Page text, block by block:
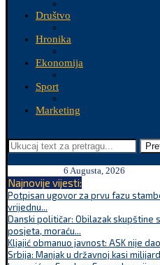
Društvo
Hronika
Ekonomija
Sport
Marketing
6 Augusta, 2026
Najnovije vijesti:
Potpisan ugovor za prvu fazu
vrijednu...
Danski političar: Obilazak skupštine
posjeta, moraću...
Kljajić obmanuo javnost: ASK nije
Srbija: Manjak u državnoj kasi